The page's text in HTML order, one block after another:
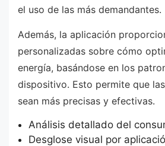
el uso de las más demandantes.
Además, la aplicación
personalizadas sobre cómo
energía, basándose en los
dispositivo. Esto permite que
sean más precisas y efectivas.
Análisis detallado del
Desglose visual por